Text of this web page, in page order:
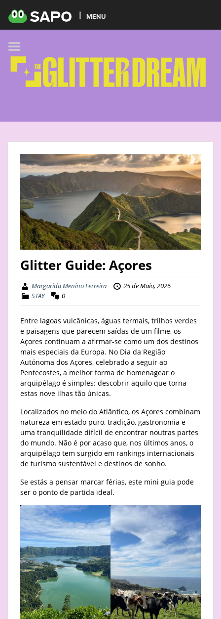
MENU
Glitter Guide: Açores
Margarida Menino Ferreira
25 de Maio, 2026
STAY
0
Entre lagoas vulcânicas, águas termais, trilhos verdes
e paisagens que parecem saídas de um filme, os
Açores continuam a afirmar-se como um dos destinos
mais especiais da Europa. No Dia da Região
Autónoma dos Açores, celebrado a seguir ao
Pentecostes, a melhor forma de homenagear o
arquipélago é simples: descobrir aquilo que torna
estas nove ilhas tão únicas.
Localizados no meio do Atlântico, os Açores combinam
natureza em estado puro, tradição, gastronomia e
uma tranquilidade difícil de encontrar noutras partes
do mundo. Não é por acaso que, nos últimos anos, o
arquipélago tem surgido em rankings internacionais
de turismo sustentável e destinos de sonho.
Se estás a pensar marcar férias, este mini guia pode
ser o ponto de partida ideal.
HOME
PODCAST
GLITTER BRANDS
KIDS
TREND
BEAUTY
PETS
MUSIC
STAY
BUSINESS
ABOUT